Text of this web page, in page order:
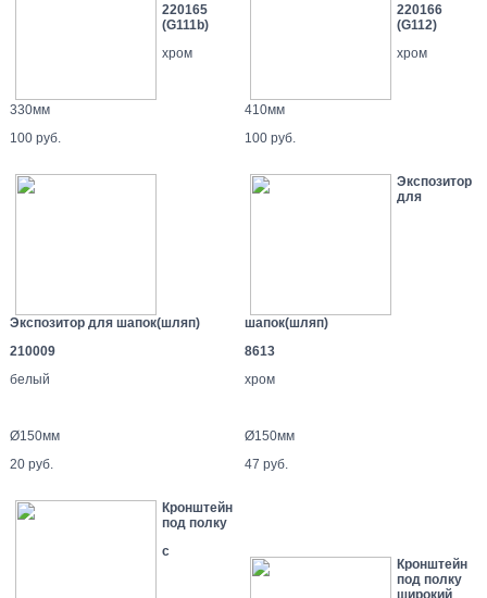
220165
(G111b)
хром
330мм
100 руб.
220166
(G112)
хром
410мм
100 руб.
Экспозитор для шапок(шляп)
210009
белый
Ø150мм
20 руб.
Экспозитор
для
шапок(шляп)
8613
хром
Ø150мм
47 руб.
Кронштейн
под полку
с
Кронштейн
под полку
широкий